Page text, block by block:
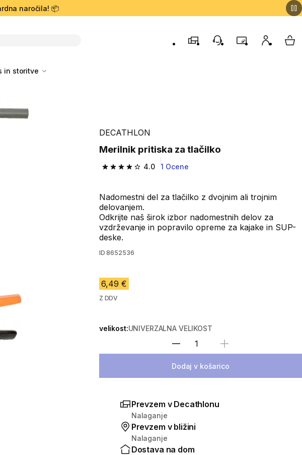
naročila! 📦
TrgovinePodporo strankam
ProgramMoj račun
in storitve
DECATHLON
Merilnik pritiska za tlačilko
4.0
4.0 od 5 zvezdic from 1 ocene
1 Ocene
Nadomestni del za tlačilko z dvojnim ali trojnim
delovanjem.
Odkrijte naš širok izbor nadomestnih delov za
vzdrževanje in popravilo opreme za kajake in SUP-
deske.
ID 8652536
6,49 €
Z DDV
velikost:UNIVERZALNA VELIKOST
Izberite količino
Dodaj v košarico
Prevzem v Decathlonu
Nalaganje
Prevzem v bližini
Nalaganje
Dostava na dom